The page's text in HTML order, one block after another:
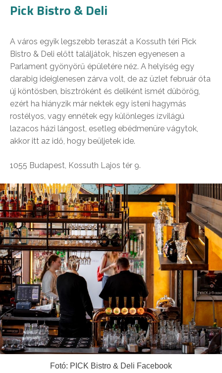
Pick Bistro & Deli
A város egyik legszebb teraszát a Kossuth téri Pick
Bistro & Deli előtt találjátok, hiszen egyenesen a
Parlament gyönyörű épületére néz. A helyiség egy
darabig ideiglenesen zárva volt, de az üzlet február óta
új köntösben, bisztróként és deliként ismét dübörög,
ezért ha hiányzik már nektek egy isteni hagymás
rostélyos, vagy ennétek egy különleges ízvilágú
lazacos házi lángost, esetleg ebédmenüre vágytok,
akkor itt az idő, hogy beüljetek ide.
1055 Budapest, Kossuth Lajos tér 9.
Fotó: PICK Bistro & Deli Facebook